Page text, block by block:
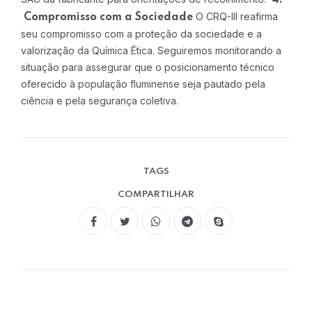
Compromisso com a Sociedade O CRQ-III reafirma
seu compromisso com a proteção da sociedade e a
valorização da Química Ética. Seguiremos monitorando a
situação para assegurar que o posicionamento técnico
oferecido à população fluminense seja pautado pela
ciência e pela segurança coletiva.
TAGS
COMPARTILHAR